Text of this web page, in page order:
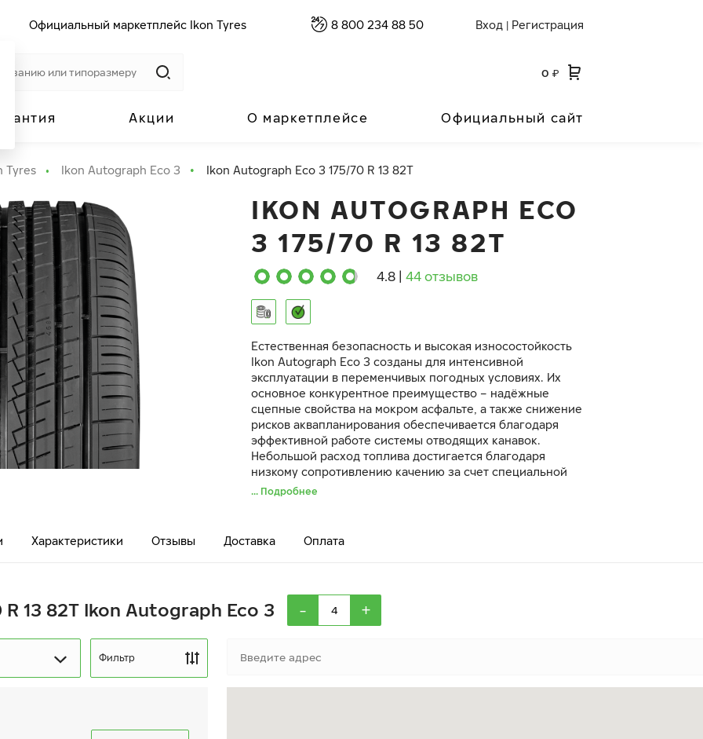
Официальный маркетплейс Ikon Tyres 8 800 234 88 50 Вход Регистрация
0 ₽
Акции О маркетплейсе Официальный сайт
Tyres Ikon Autograph Eco 3 Ikon Autograph Eco 3 175/70 R 13 82T
IKON AUTOGRAPH ECO
3 175/70 R 13 82T
4.8 44 отзывов
Естественная безопасность и высокая износостойкость
Ikon Autograph Eco 3 созданы для интенсивной
эксплуатации в переменчивых погодных условиях. Их
основное конкурентное преимущество – надёжные
сцепные свойства на мокром асфальте, а также снижение
рисков аквапланирования обеспечивается благодаря
эффективной работе системы отводящих канавок.
Небольшой расход топлива достигается благодаря
низкому сопротивлению качению за счет специальной
резиновой смеси шины — прочной и одновременно
... Подробнее
Характеристики Отзывы Доставка Оплата
R 13 82T Ikon Autograph Eco 3 - +
Фильтр